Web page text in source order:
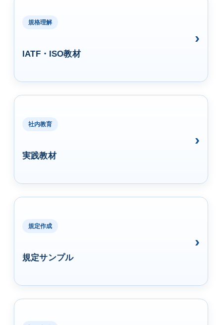
規格理解
IATF・ISO教材
社内教育
実践教材
規定作成
規定サンプル